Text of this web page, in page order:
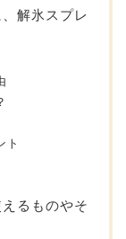
解氷スプレ
ト
るものやそ